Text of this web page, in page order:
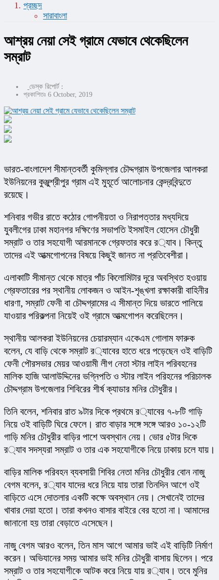
প্রচ্ছদ
সারাবাংলা
আশ্রয় নেয়া সেই গ্রামে যেভাবে থেকেছিলেন
সম্রাট
ডেস্ক রিপোর্ট :
প্রকাশিতঃ 6 October, 2019
ভারত-বাংলাদেশ সীমান্তবর্তী কুমিল্লার চৌদ্দগ্রাম উপজেলার আলকরা
ইউনিয়নের কুঞ্জুশ্রীপুর গ্রাম এই মুহূর্তে আলোচনার কেন্দ্রবিন্দুতে
রয়েছে।
শনিবার গভীর রাতে কঠোর গোপনীয়তা ও নিরাপত্তার মধ্যদিয়ে
যুবলীগের ঢাকা মহানগর দক্ষিণের সভাপতি ইসমাইল হোসেন চৌধুরী
সম্রাট ও তার সহযোগী আরমানকে গ্রেফতার করে র‌্যাব। কিন্তু
তাদের এই আত্মগোপনের বিষয়ে কিছুই জানত না প্রতিবেশীরা।
এলাকাটি সীমান্ত থেকে মাত্র পাঁচ কিলোমিটার দূরে অবস্থিত হওয়ায়
গ্রেফতারের পর স্থানীয় লোকজন ও আইন-শৃঙ্খলা রক্ষাকারী বাহিনীর
ধারণা, সম্রাট ফেনী বা চৌদ্দগ্রামের এ সীমান্ত দিয়ে ভারতে পালিয়ে
যাওয়ার পরিকল্পনা নিয়েই ওই গ্রামে আত্মগোপন করেছিলেন।
স্থানীয় আলকরা ইউনিয়নের চেয়ারম্যান একেএম গোলাম ফারুক
বলেন, যে বাড়ি থেকে সম্রাট র‌্যাবের হাতে ধরে পড়েছেন ওই বাড়িটি
ফেনী পৌরসভার মেয়র আওয়ামী লীগ নেতা স্টার লাইন পরিবহনের
মালিক হাজি আলাউদ্দিনের ভগ্নিপতি ও স্টার লাইন পরিহনের পরিচালক
চৌদ্দগ্রাম উপজেলার শিবিরের শীর্ষ ক্যাডার মনির চৌধুরীর।
তিনি বলেন, শনিবার রাত ৯টার দিকে প্রথমে র‌্যাবের ৭-৮টি গাড়ি
নিয়ে ওই বাড়িটি ঘিরে ফেলে। রাত বাড়ার সঙ্গে সঙ্গে আরও ১০-১২টি
গাড়ি মনির চৌধুরীর বাড়ির পাশে অবস্থান নেয়। ভোর ৫টার দিকে
র‌্যাব সদস্যরা সম্রাট ও তার এক সহযোগীকে নিয়ে ঢাকায় চলে যায়।
বাড়ির মালিক পরিবহন ব্যবসায়ী শিবির নেতা মনির চৌধুরীর বোন নাজু
বেগম বলেন, র‌্যাব যাদের ধরে নিয়ে যায় তারা তিনদিন আগে ওই
বাড়িতে এসে দোতলার একটি কক্ষে অবস্থান নেয়। সেখানেই তাদের
খাবার দেয়া হতো। তারা কখনও বাসার বাইরে বের হতো না। আমাদের
জানানো হয় তারা বেড়াতে এসেছেন।
নাজু বেগম আরও বলেন, তিন মাস আগে আমার ভাই এই বাড়িটি নির্মাণ
করেন। অভিযানের সময় আমার ভাই মনির চৌধুরী বাসায় ছিলেন। পরে
সম্রাট ও তার সহযোগীকে আটক করে নিয়ে যায় র‌্যাব। তবে মুনির